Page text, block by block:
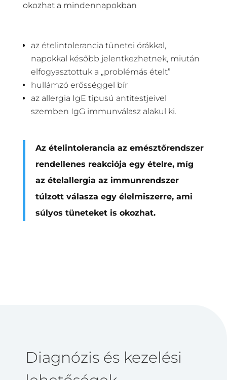
okozhat a mindennapokban​
az ételintolerancia tünetei órákkal,
napokkal később jelentkezhetnek, miután
elfogyasztottuk a „problémás ételt”
hullámzó erősséggel bír
az allergia IgE típusú antitestjeivel
szemben IgG immunválasz alakul ki.
Az ételintolerancia az emésztőrendszer
rendellenes reakciója egy ételre, míg
az ételallergia az immunrendszer
túlzott válasza egy élelmiszerre, ami
súlyos tüneteket is okozhat.
Diagnózis és kezelési